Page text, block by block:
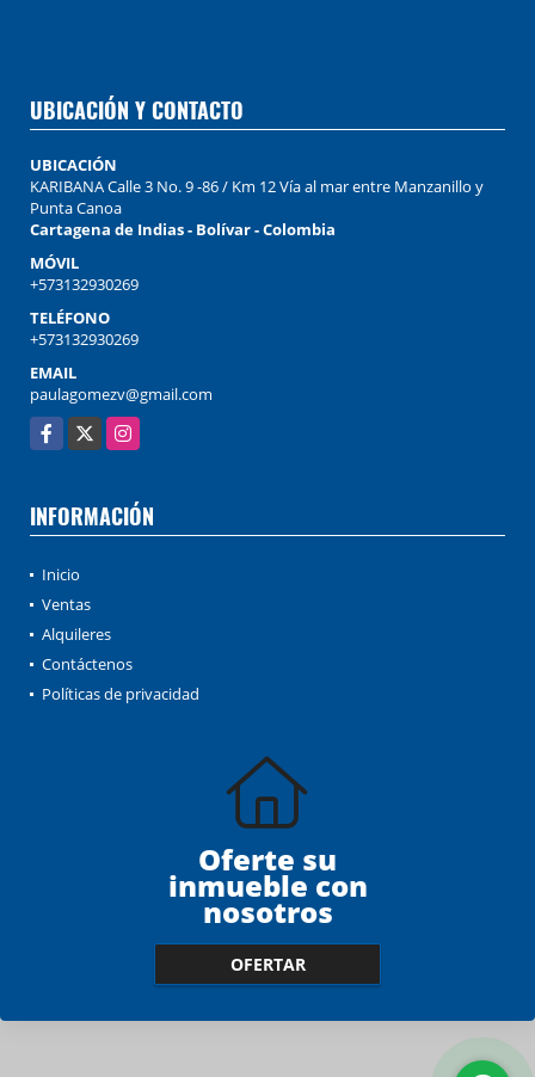
UBICACIÓN Y CONTACTO
UBICACIÓN
KARIBANA Calle 3 No. 9 -86 / Km 12 Vía al mar entre Manzanillo y
Punta Canoa
Cartagena de Indias - Bolívar - Colombia
MÓVIL
+573132930269
TELÉFONO
+573132930269
EMAIL
paulagomezv@gmail.com
Facebook
X Instagram
INFORMACIÓN
Inicio
Ventas
Alquileres
Contáctenos
Políticas de privacidad
Oferte su
inmueble con
nosotros
OFERTAR